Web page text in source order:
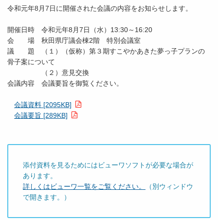
令和元年8月7日に開催された会議の内容をお知らせします。
開催日時 令和元年8月7日（水）13:30～16:20
会 場 秋田県庁議会棟2階 特別会議室
議 題 （１）（仮称）第３期すこやかあきた夢っ子プランの
骨子案について
（２）意見交換
会議内容 会議要旨を御覧ください。
会議資料 [2095KB]
会議要旨 [289KB]
添付資料を見るためにはビューワソフトが必要な場合が
あります。
詳しくはビューワ一覧をご覧ください。
（別ウィンドウ
で開きます。）